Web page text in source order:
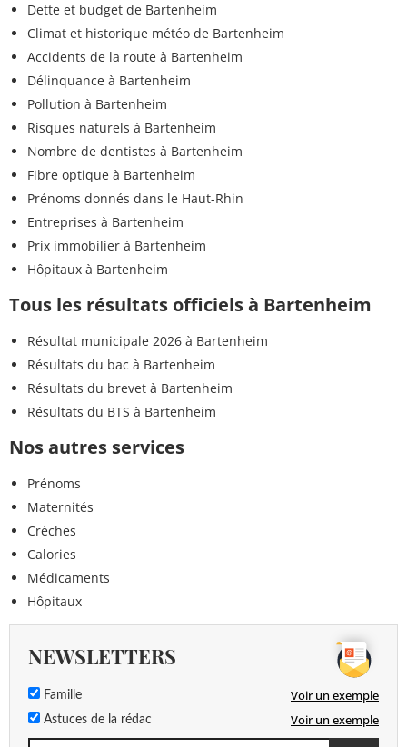
Dette et budget de Bartenheim
Climat et historique météo de Bartenheim
Accidents de la route à Bartenheim
Délinquance à Bartenheim
Pollution à Bartenheim
Risques naturels à Bartenheim
Nombre de dentistes à Bartenheim
Fibre optique à Bartenheim
Prénoms donnés dans le Haut-Rhin
Entreprises à Bartenheim
Prix immobilier à Bartenheim
Hôpitaux à Bartenheim
Tous les résultats officiels à Bartenheim
Résultat municipale 2026 à Bartenheim
Résultats du bac à Bartenheim
Résultats du brevet à Bartenheim
Résultats du BTS à Bartenheim
Nos autres services
Prénoms
Maternités
Crèches
Calories
Médicaments
Hôpitaux
NEWSLETTERS
Famille Voir un exemple
Astuces de la rédac Voir un exemple